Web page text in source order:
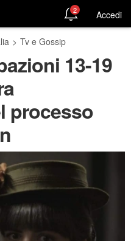
2 Accedi
> Tv e Gossip
13-19
processo